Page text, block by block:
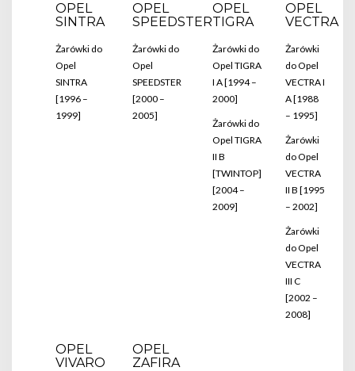
OPEL
SINTRA
Żarówki do
Opel
SINTRA
[1996 –
1999]
OPEL
SPEEDSTER
Żarówki do
Opel
SPEEDSTER
[2000 –
2005]
OPEL
TIGRA
Żarówki do
Opel TIGRA
I A [1994 –
2000]
Żarówki do
Opel TIGRA
II B
[TWINTOP]
[2004 –
2009]
OPEL
VECTRA
Żarówki
do Opel
VECTRA I
A [1988
– 1995]
Żarówki
do Opel
VECTRA
II B [1995
– 2002]
Żarówki
do Opel
VECTRA
III C
[2002 –
2008]
OPEL
VIVARO
OPEL
ZAFIRA